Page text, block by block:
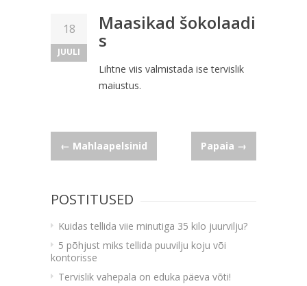
18
JUULI
Maasikad šokolaadi
s
Lihtne viis valmistada ise tervislik
maiustus.
Navigeerimine
← Mahlaapelsinid Papaia →
POSTITUSED
Kuidas tellida viie minutiga 35 kilo juurvilju?
5 põhjust miks tellida puuvilju koju või
kontorisse
Tervislik vahepala on eduka päeva võti!